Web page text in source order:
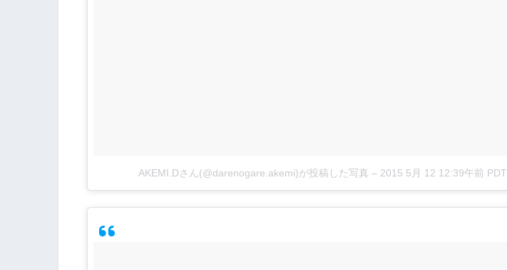
AKEMI.Dさん(@darenogare.akemi)が投稿した写真 – 2015 5月 12 12:39午前 PDT